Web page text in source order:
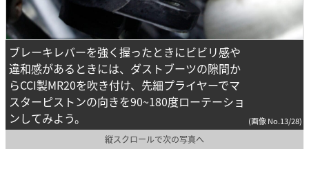
ブレーキレバーを強く握ったときにビビリ感や
違和感があるときには、ダストブーツの隙間か
らCCI製MR20を吹き付け、先細プライヤーでマ
スターピストンの向きを90~180度ローテーショ
ンしてみよう。
(画像 No.13/28)
縦スクロールで次の写真へ